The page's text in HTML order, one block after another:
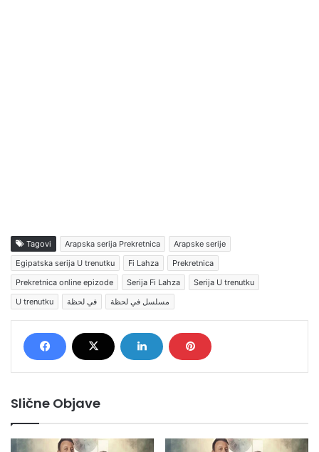
Tagovi Arapska serija Prekretnica
Arapske serije
Egipatska serija U trenutku
Fi Lahza
Prekretnica
Prekretnica online epizode
Serija Fi Lahza
Serija U trenutku
U trenutku
في لحظة مسلسل في لحظة
Slične Objave